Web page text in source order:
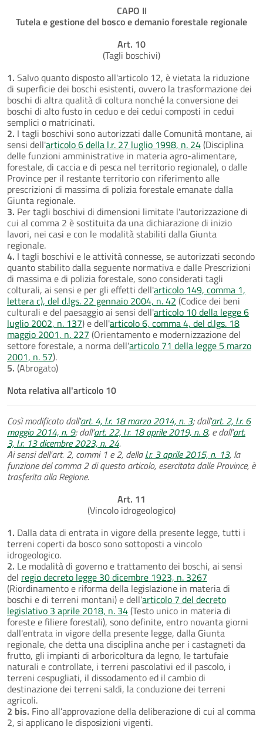
CAPO II
Tutela e gestione del bosco e demanio forestale regionale
Art. 10
(Tagli boschivi)
1. Salvo quanto disposto all'articolo 12, è vietata la riduzione
di superficie dei boschi esistenti, ovvero la trasformazione dei
boschi di altra qualità di coltura nonché la conversione dei
boschi di alto fusto in ceduo e dei cedui composti in cedui
semplici o matricinati.
2. I tagli boschivi sono autorizzati dalle Comunità montane, ai
sensi dell'articolo 6 della l.r. 27 luglio 1998, n. 24(Disciplina
delle funzioni amministrative in materia agro-alimentare,
forestale, di caccia e di pesca nel territorio regionale), o dalle
Province per il restante territorio con riferimento alle
prescrizioni di massima di polizia forestale emanate dalla
Giunta regionale.
3. Per tagli boschivi di dimensioni limitate l'autorizzazione di
cui al comma 2 è sostituita da una dichiarazione di inizio
lavori, nei casi e con le modalità stabiliti dalla Giunta
regionale.
4. I tagli boschivi e le attività connesse, se autorizzati secondo
quanto stabilito dalla seguente normativa e dalle Prescrizioni
di massima e di polizia forestale, sono considerati tagli
colturali, ai sensi e per gli effetti dell'articolo 149, comma 1,
lettera c), del d.lgs. 22 gennaio 2004, n. 42 (Codice dei beni
culturali e del paesaggio ai sensi dell'articolo 10 della legge 6
luglio 2002, n. 137) e dell'articolo 6, comma 4, del d.lgs. 18
maggio 2001, n. 227 (Orientamento e modernizzazione del
settore forestale, a norma dell'articolo 71 della legge 5 marzo
2001, n. 57).
5. (Abrogato)
Nota relativa all'articolo 10
Così modificato dall'art. 4, l.r. 18 marzo 2014, n. 3; dall'art. 2, l.r. 6
maggio 2014, n. 9; dall'art. 22, l.r. 18 aprile 2019, n. 8, e dall'art.
3, l.r. 13 dicembre 2023, n. 24.
Ai sensi dell'art. 2, commi 1 e 2, dellal.r. 3 aprile 2015, n. 13, la
funzione del comma 2 di questo articolo, esercitata dalle Province, è
trasferita alla Regione.
Art. 11
(Vincolo idrogeologico)
1. Dalla data di entrata in vigore della presente legge, tutti i
terreni coperti da bosco sono sottoposti a vincolo
idrogeologico.
2. Le modalità di governo e trattamento dei boschi, ai sensi
del regio decreto legge 30 dicembre 1923, n. 3267
(Riordinamento e riforma della legislazione in materia di
boschi e di terreni montani) e dell’articolo 7 del decreto
legislativo 3 aprile 2018, n. 34(Testo unico in materia di
foreste e filiere forestali), sono definite, entro novanta giorni
dall'entrata in vigore della presente legge, dalla Giunta
regionale, che detta una disciplina anche per i castagneti da
frutto, gli impianti di arboricoltura da legno, le tartufaie
naturali e controllate, i terreni pascolativi ed il pascolo, i
terreni cespugliati, il dissodamento ed il cambio di
destinazione dei terreni saldi, la conduzione dei terreni
agricoli.
2 bis. Fino all’approvazione della deliberazione di cui al comma
2, si applicano le disposizioni vigenti.